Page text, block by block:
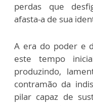
perdas que
afasta-a de sua
A era do poder e
este tempo
produzindo,
contramão da
pilar capaz de